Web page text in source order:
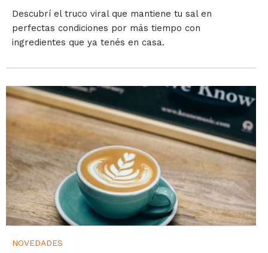
Descubrí el truco viral que mantiene tu sal en
perfectas condiciones por más tiempo con
ingredientes que ya tenés en casa.
NOVEDADES